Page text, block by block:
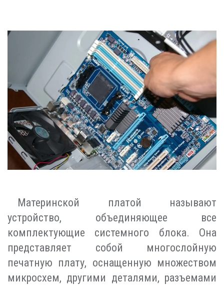
Материнской платой называют
устройство, объединяющее все
комплектующие системного блока. Она
представляет собой многослойную
печатную плату, оснащенную множеством
микросхем, другими деталями, разъемами